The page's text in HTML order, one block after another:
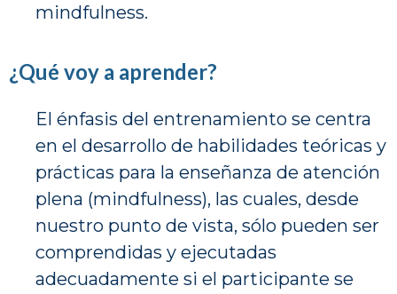
mindfulness.
¿Qué voy a aprender?
El énfasis del entrenamiento se centra
en el desarrollo de habilidades teóricas y
prácticas para la enseñanza de atención
plena (mindfulness), las cuales, desde
nuestro punto de vista, sólo pueden ser
comprendidas y ejecutadas
adecuadamente si el participante se